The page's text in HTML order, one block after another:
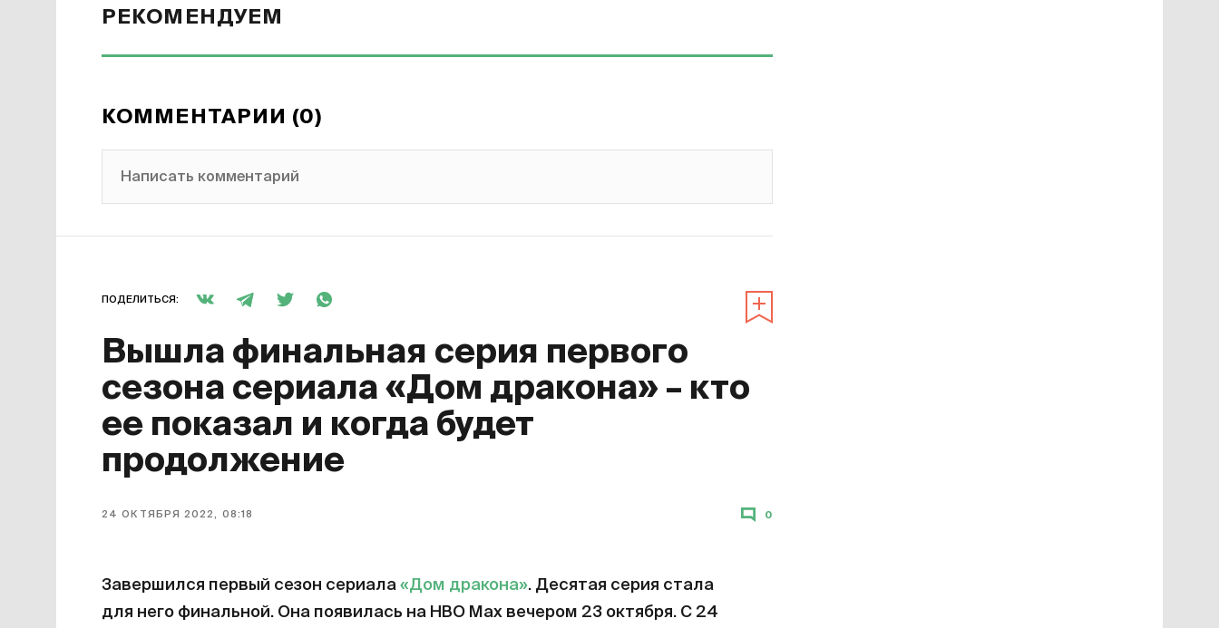
РЕКОМЕНДУЕМ
КОММЕНТАРИИ (0)
Написать комментарий
ПОДЕЛИТЬСЯ:
Вышла финальная серия первого
сезона сериала «Дом дракона» – кто
ее показал и когда будет
продолжение
24 ОКТЯБРЯ 2022, 08:18 0
Завершился первый сезон сериала «Дом дракона». Десятая серия стала
для него финальной. Она появилась на HBO Max вечером 23 октября. С 24